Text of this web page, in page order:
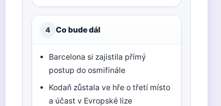
4 Co bude dál
Barcelona si zajistila přímý
postup do osmifinále
Kodaň zůstala ve hře o třetí místo
a účast v Evropské lize